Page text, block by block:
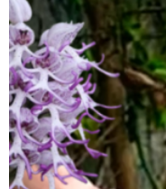
r
a
g
o